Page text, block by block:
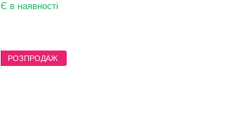
Є в наявності
РОЗПРОДАЖ